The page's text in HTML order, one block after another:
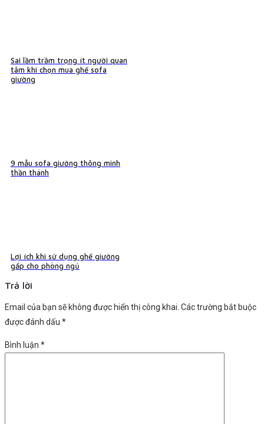
Sai lầm trầm trọng ít người quan
tâm khi chọn mua ghế sofa
giường
9 mẫu sofa giường thông minh
thần thánh
Lợi ích khi sử dụng ghế giường
gấp cho phòng ngủ
Trả lời
Email của bạn sẽ không được hiển thị công khai. Các trường bắt buộc
được đánh dấu *
Bình luận *